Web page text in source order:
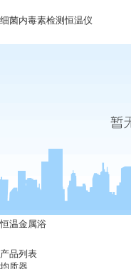
细菌内毒素检测恒温仪
恒温金属浴
产品列表
均质器